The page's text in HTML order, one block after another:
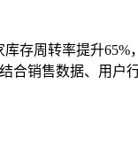
存周转率提升
销售数据、用户